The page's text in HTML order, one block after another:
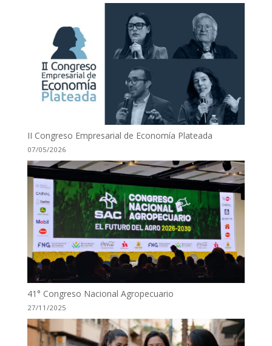
II Congreso Empresarial de Economía Plateada
07/05/2026
41° Congreso Nacional Agropecuario
27/11/2025